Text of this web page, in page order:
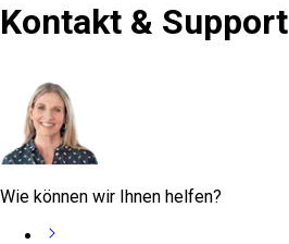
Kontakt & Support
Wie können wir Ihnen helfen?